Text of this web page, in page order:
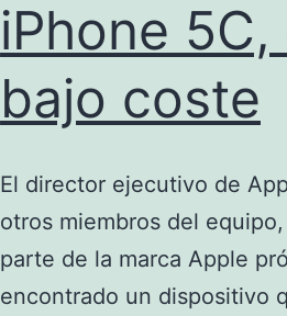
iPhone
bajo coste
El director ejecutivo de
otros miembros del
parte de la marca Apple
encontrado un dispositivo